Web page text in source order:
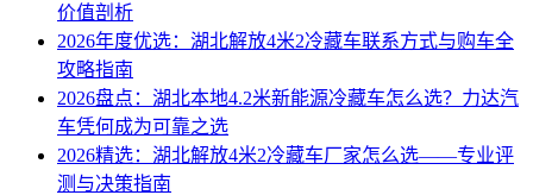
价值剖析
2026年度优选：湖北解放4米2冷藏车联系方式与购车全
攻略指南
2026盘点：湖北本地4.2米新能源冷藏车怎么选？力达汽
车凭何成为可靠之选
2026精选：湖北解放4米2冷藏车厂家怎么选——专业评
测与决策指南